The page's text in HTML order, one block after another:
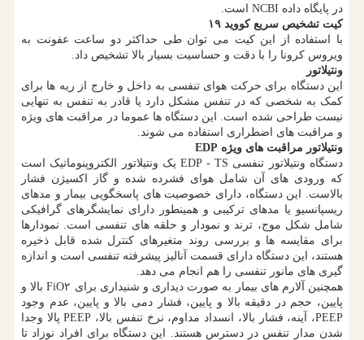
در پایگاه داده NCBI است.
کیت تشخیص سریع کووید ۱۹
با استفاده از این کیت می توان طی حداکثر دو ساعت عفونت به
ویروس کرونا را با دقت و حساسیت بسیار بالا تشخیص داد.
ونتیلاتور
این دستگاه برای حرکت هوای تنفسی به داخل و خارج از ریه ها برای
کمک به شخصی که در تنفس مشکل دارد یا قادر به تنفس به تنهایی
نیست طراحی شده است. این دستگاه ها عموما در مراقبت های ویژه
و مراقبت های اضطراری استفاده می شوند.
ونتیلاتور مراقبت های ویژه EDP
دستگاه ونتیلاتور تنفسی EDP - TS یک ونتیلاتور الکتروپنوماتیک است
که ورودی های آن شامل هوای فشرده شده و گاز اکسیژن فشار
بالاست. این دستگاه، دارای خصوصیت های پاسخگویی بیمار و مدهای
ریسپانسیو یا مدهای ترکیبی و همینطور دارای نمایشگرهای گرافیکی
شامل شکل موج، ترند و نمودار و حلقه های تنفسی است. نمودارها
برای مقایسه ها و بررسی روند متغیرهای کنترل شده قابل ذخیره
هستند، این دستگاه دارای قسمت آنالیز پیشرفته تنفسی است و اندازه
گیری های مانور تنفسی را هم انجام می دهد.
همچنین آلارم های بیمار به صورت دیداری و شنیداری برای FiO۲ بالا و
پایین، حجم در دقیقه بالا و پایین، فشار دمی بالا و پایین، عدم وجود
PEEP، آینه، فشار بالا، انسداد مداوم، نرخ تنفس بالا، PEEP پالا وجدا
شدن مدار تنفس در دسترس هستند. این دستگاه برای افراد نوزاد تا